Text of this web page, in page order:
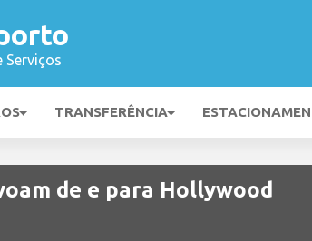
Serviços
TRANSFERÊNCIA
de e para Hollywood